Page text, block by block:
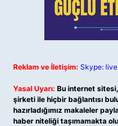
Reklam ve İletişim: Skype:
Yasal Uyarı: Bu internet
şirketi ile hiçbir bağlantısı
hazırladığımız makaleler
haber niteliği taşımamakta